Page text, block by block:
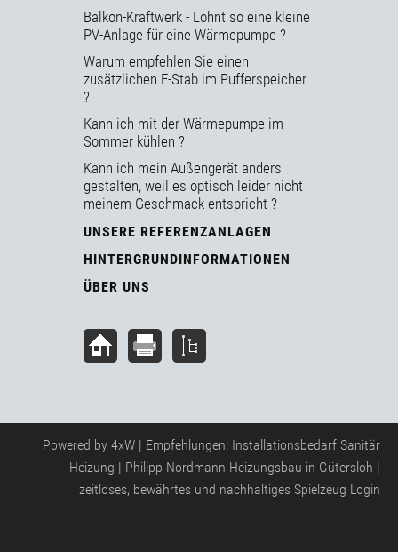
Balkon-Kraftwerk - Lohnt so eine kleine
PV-Anlage für eine Wärmepumpe ?
Warum empfehlen Sie einen
zusätzlichen E-Stab im Pufferspeicher
?
Kann ich mit der Wärmepumpe im
Sommer kühlen ?
Kann ich mein Außengerät anders
gestalten, weil es optisch leider nicht
meinem Geschmack entspricht ?
UNSERE REFERENZANLAGEN
HINTERGRUNDINFORMATIONEN
ÜBER UNS
Powered by 4xW | Empfehlungen: Installationsbedarf Sanitär
Heizung | Philipp Nordmann Heizungsbau in Gütersloh |
zeitloses, bewährtes und nachhaltiges Spielzeug Login